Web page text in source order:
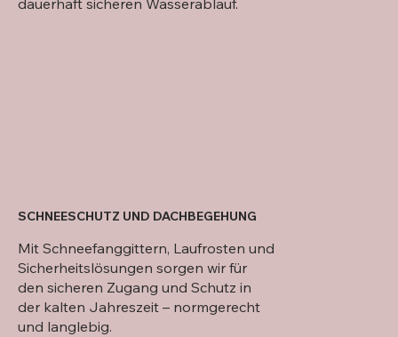
dauerhaft sicheren Wasserablauf.
Mit Schneefanggittern, Laufrosten und
Sicherheitslösungen sorgen wir für
den sicheren Zugang und Schutz in
der kalten Jahreszeit – normgerecht
und langlebig.
SCHNEESCHUTZ UND DACHBEGEHUNG